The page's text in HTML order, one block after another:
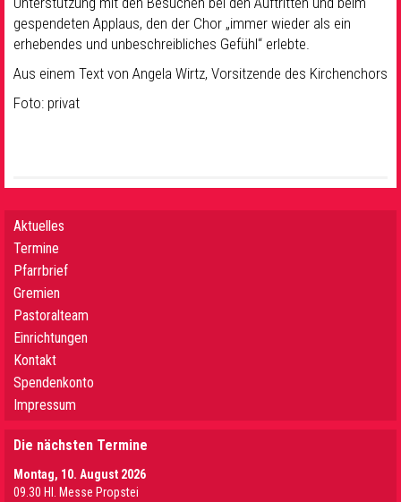
gespendeten Applaus, den der Chor „immer wieder als ein
erhebendes und unbeschreibliches Gefühl“ erlebte.
Aus einem Text von Angela Wirtz, Vorsitzende des Kirchenchors
Foto: privat
Aktuelles
Termine
Pfarrbrief
Gremien
Pastoralteam
Einrichtungen
Kontakt
Spendenkonto
Impressum
Die nächsten Termine
Montag, 10. August 2026
09.30 Hl. Messe Propstei